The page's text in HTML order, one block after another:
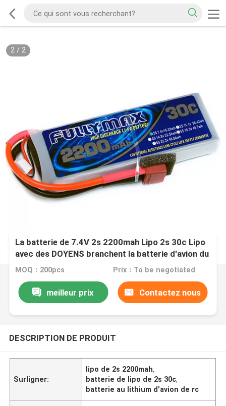
2/ 2
La batterie de 7.4V 2s 2200mah Lipo 2s 30c Lipo
avec des DOYENS branchent la batterie d'avion du
lithium RC
MOQ：200pcs Prix：To be negotiated
meilleur prix Contactez nous
DESCRIPTION DE PRODUIT
Surligner:
lipo de 2s 2200mah,
batterie de lipo de 2s 30c,
batterie au lithium d'avion de rc